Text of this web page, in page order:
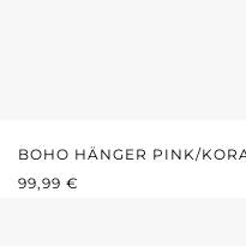
BOHO HÄNGER PINK/
REGULÄRER PREIS:
99,99 €